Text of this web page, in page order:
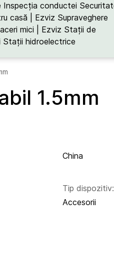
Inspecția conductei
casă | Ezviz Supraveghere
mici | Ezviz Stații de
Stații hidroelectrice
1.5mm
China
Tip dispozitiv:
Accesorii